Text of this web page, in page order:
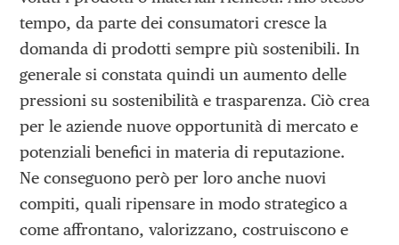
tempo, da parte dei consumatori cresce la
domanda di prodotti sempre più sostenibili. In
generale si constata quindi un aumento delle
pressioni su sostenibilità e trasparenza. Ciò crea
per le aziende nuove opportunità di mercato e
potenziali benefici in materia di reputazione.
Ne conseguono però per loro anche nuovi
compiti, quali ripensare in modo strategico a
come affrontano, valorizzano, costruiscono e